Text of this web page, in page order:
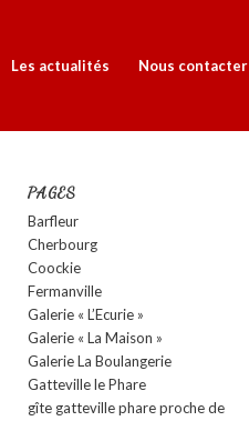
Les actualités Nous contacter
PAGES
Barfleur
Cherbourg
Coockie
Fermanville
Galerie « L’Ecurie »
Galerie « La Maison »
Galerie La Boulangerie
Gatteville le Phare
gîte gatteville phare proche de